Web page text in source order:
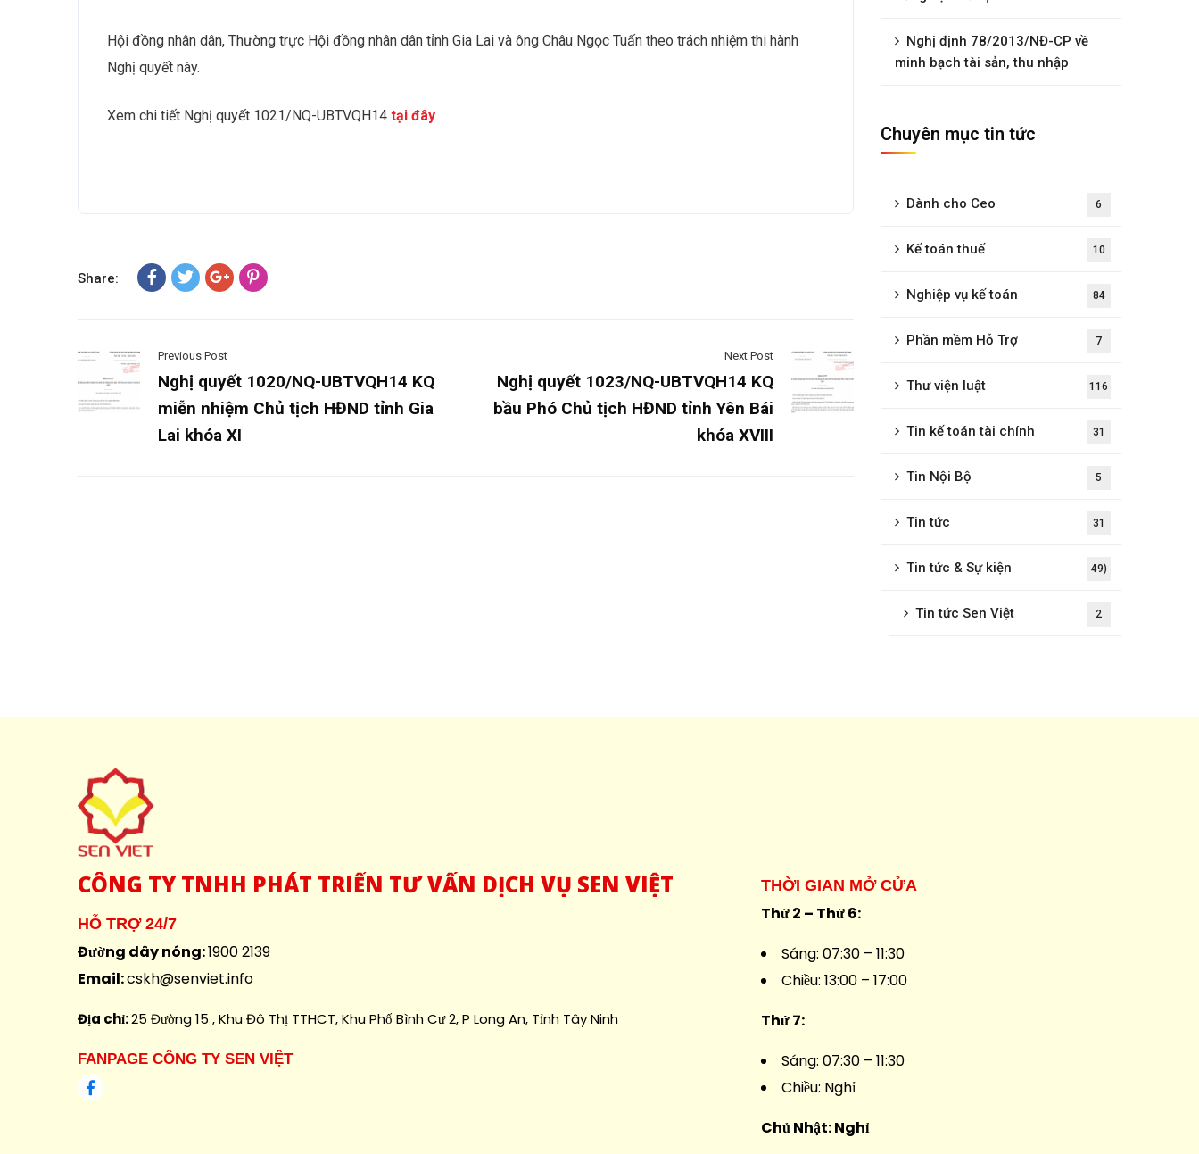
Hội đồng nhân dân, Thường trực Hội đồng nhân dân tỉnh Gia Lai và ông Châu Ngọc Tuấn theo trách nhiệm thi hành
Nghị quyết này.
Xem chi tiết Nghị quyết 1021/NQ-UBTVQH14 tại đây
Share:
Previous Post
Nghị quyết 1020/NQ-UBTVQH14 KQ
miễn nhiệm Chủ tịch HĐND tỉnh Gia
Lai khóa XI
Next Post
Nghị quyết 1023/NQ-UBTVQH14 KQ
bầu Phó Chủ tịch HĐND tỉnh Yên Bái
khóa XVIII
Nghị định 78/2013/NĐ-CP về
minh bạch tài sản, thu nhập
Chuyên mục tin tức
Dành cho Ceo 6
Kế toán thuế 10
Nghiệp vụ kế toán 84
Phần mềm Hỗ Trợ 7
Thư viện luật 116
Tin kế toán tài chính 31
Tin Nội Bộ 5
Tin tức 31
Tin tức & Sự kiện 49)
Tin tức Sen Việt 2
CÔNG TY TNHH PHÁT TRIỂN TƯ VẤN DỊCH VỤ SEN VIỆT
HỖ TRỢ 24/7
Đường dây nóng:1900 2139
Email:cskh@senviet.info
Địa chỉ:25 Đường 15 , Khu Đô Thị TTHCT, Khu Phố Bình Cư 2, P Long An, Tỉnh Tây Ninh
FANPAGE CÔNG TY SEN VIỆT
THỜI GIAN MỞ CỬA
Thứ 2 – Thứ 6:
Sáng: 07:30 – 11:30
Chiều: 13:00 – 17:00
Thứ 7:
Sáng: 07:30 – 11:30
Chiều: Nghỉ
Chủ Nhật: Nghỉ